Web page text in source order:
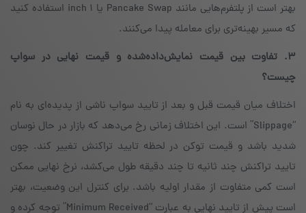
بهتر است از پلتفرم‌هایی مانند Pancake Swap یا ۱ inch استفاده کنید
که مسیر بهینه‌تری برای معامله پیدا می‌کنند.
۳. تفاوت بین قیمت نمایش‌داده‌شده و قیمت نهایی در سواپ
چیست؟
اختلاف میان قیمت قبل و بعد از تایید سواپ ناشی از پدیده‌ای به نام
“Slippage” است. این اختلاف زمانی رخ می‌دهد که بازار در حال نوسان
شدید باشد و قیمت توکن در لحظه تایید تراکنش تغییر کند. چون
تایید تراکنش چند ثانیه تا چند دقیقه طول می‌کشد، نرخ نهایی ممکن
است کمی متفاوت از مقدار اولیه باشد. برای کنترل این وضعیت، بهتر
است پیش از تایید نهایی به عبارت “Minimum Received” توجه کرده و